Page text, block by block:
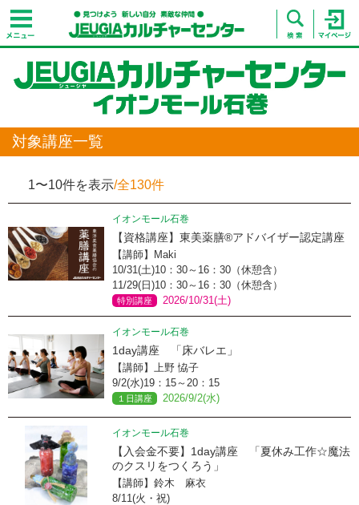
対象講座一覧
1〜10件を表示/全130件
イオンモール石巻
【資格講座】東美薬膳®アドバイザー認定講座
【講師】Maki
10/31(土)10：30～16：30（休憩含）
11/29(日)10：30～16：30（休憩含）
特別講座 2026/10/31(土)
イオンモール石巻
1day講座 「床バレエ」
【講師】上野 恊子
9/2(水)19：15～20：15
１日講座 2026/9/2(水)
イオンモール石巻
【入会金不要】1day講座 「夏休み工作☆魔法
のクスリをつくろう」
【講師】鈴木 麻衣
8/11(火・祝)